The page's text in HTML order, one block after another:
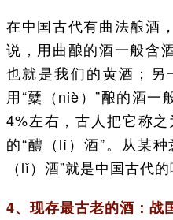
在中国古代有曲法酿酒
说，用曲酿的酒一般含
也就是我们的黄酒；另
用“糵（niè）”酿的酒一
4%左右，古人把它称
的“醴（lǐ）酒”。从某
（lǐ）酒”就是中国古代的
4、现存最古老的酒：战